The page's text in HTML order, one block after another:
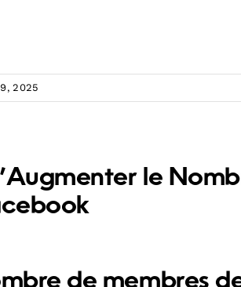
2025
le